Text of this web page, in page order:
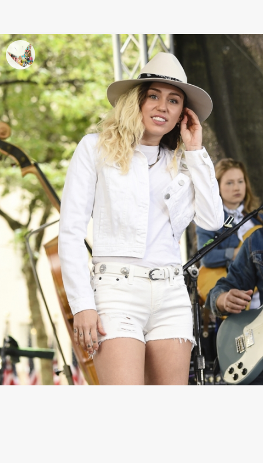
Camiseta blanca: arreglada pero
informal